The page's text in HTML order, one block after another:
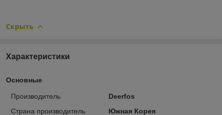
Скрыть
Характеристики
Основные
Производитель
Deerfos
Страна производитель
Южная Корея